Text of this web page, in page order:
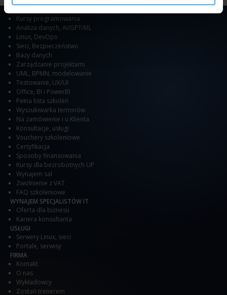
Kursy programowania
Analiza danych, AI/GPT/ML
Linux, DevOps
Sieci, Bezpieczeństwo
Bazy danych
Zarządzanie projektami
UML, BPMN, modelowanie
Testowanie, UX/UI
Office, BI i PowerBI
Pełna lista szkoleń
Wyszukiwarka terminów
Na zamówienie i u Klienta
Konsultacje, usługi
Vouchery szkoleniowe
Certyfikacja
Sposoby finansowania
Kursy dla bezrobotnych UP
Wynajem sal
Zwolnienie z VAT
FAQ szkoleniowe
WYNAJEM SPECJALISTÓW IT
Oferta dla biznesu
Kariera konsultanta
USŁUGI
Serwery Linux, sieci
Portale, serwisy
FIRMA
Kontakt
O nas
Wykładowcy
Zostań trenerem